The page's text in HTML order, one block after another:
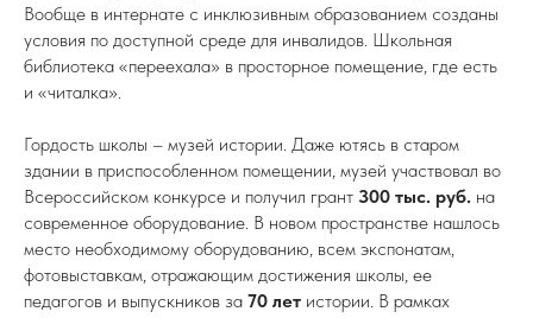
Вообще в интернате с инклюзивным образованием созданы
условия по доступной среде для инвалидов. Школьная
библиотека «переехала» в просторное помещение, где есть
и «читалка».
Гордость школы – музей истории. Даже ютясь в старом
здании в приспособленном помещении, музей участвовал во
Всероссийском конкурсе и получил грант 300 тыс. руб. на
современное оборудование. В новом пространстве нашлось
место необходимому оборудованию, всем экспонатам,
фотовыставкам, отражающим достижения школы, ее
педагогов и выпускников за 70 лет истории. В рамках